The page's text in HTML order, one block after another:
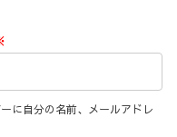
に自分の名前、メールアドレ